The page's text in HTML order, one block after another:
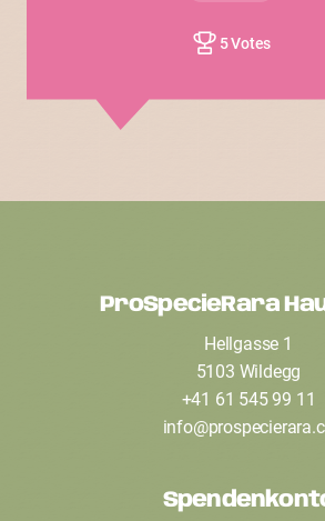
5 Votes
ProSpecieRara
Hellgasse 1
5103 Wildegg
+41 61 545 99 11
info@prospecierara.